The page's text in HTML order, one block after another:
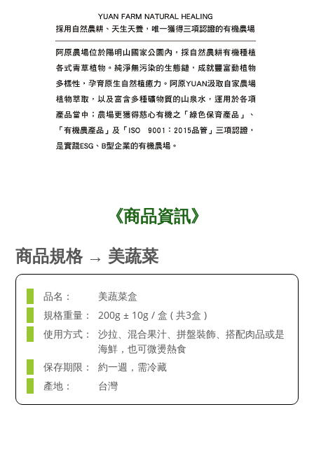
《商品資訊》
商品規格 → 美蔬菜
品名：
美蔬菜盒
規格重量：
200g ± 10g / 盒 ( 共3盒 )
使用方式：
沙拉、混合果汁、拼盤裝飾、搭配肉品或是
海鮮，也可微燙熱食
保存期限：
約一週，需冷藏
產地：
台灣